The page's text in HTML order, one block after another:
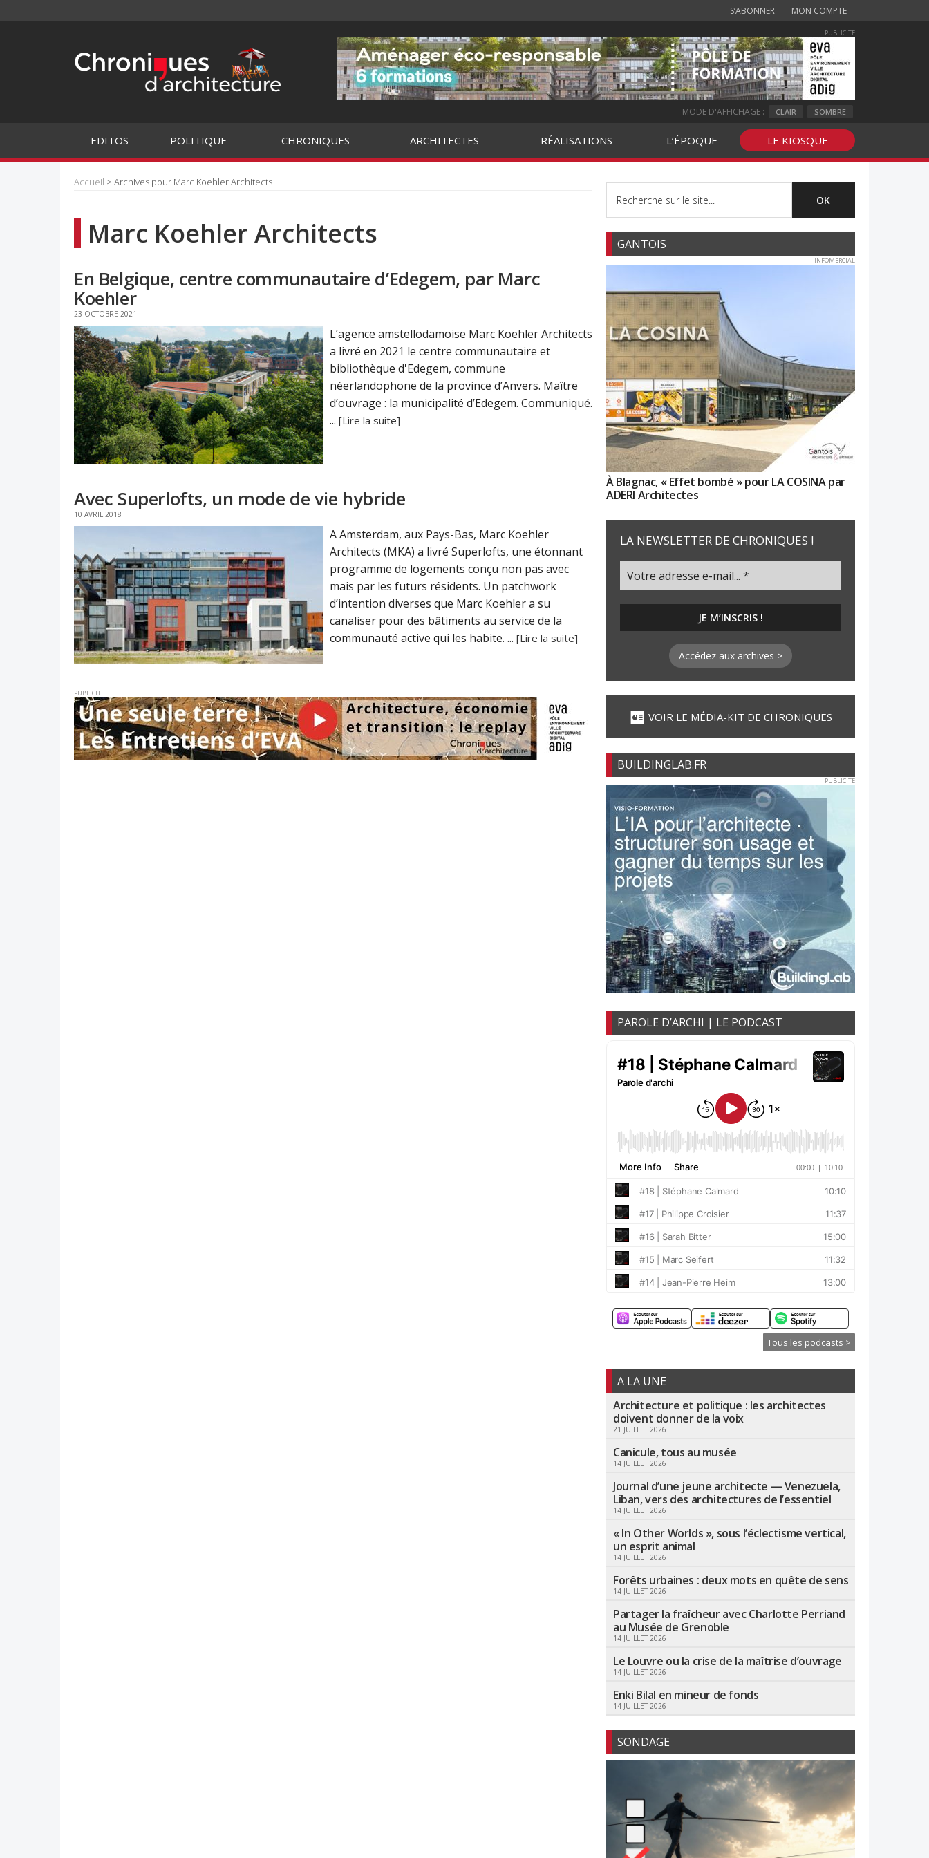
S’ABONNER MON COMPTE
PUBLICITE
MODE D'AFFICHAGE : CLAIR SOMBRE
EDITOS POLITIQUE CHRONIQUES ARCHITECTES RÉALISATIONS L’ÉPOQUE LE KIOSQUE
Accueil > Archives pour Marc Koehler Architects
Marc Koehler Architects
En Belgique, centre communautaire d’Edegem, par Marc
Koehler
23 OCTOBRE 2021
L’agence amstellodamoise Marc Koehler Architects
a livré en 2021 le centre communautaire et
bibliothèque d'Edegem, commune
néerlandophone de la province d’Anvers. Maître
d’ouvrage : la municipalité d’Edegem. Communiqué.
... [Lire la suite]
Avec Superlofts, un mode de vie hybride
10 AVRIL 2018
A Amsterdam, aux Pays-Bas, Marc Koehler
Architects (MKA) a livré Superlofts, une étonnant
programme de logements conçu non pas avec
mais par les futurs résidents. Un patchwork
d’intention diverses que Marc Koehler a su
canaliser pour des bâtiments au service de la
communauté active qui les habite. ... [Lire la suite]
PUBLICITE
GANTOIS
INFOMERCIAL
À Blagnac, « Effet bombé » pour LA COSINA par
ADERI Architectes
LA NEWSLETTER DE CHRONIQUES !
Accédez aux archives >
VOIR LE MÉDIA-KIT DE CHRONIQUES
BUILDINGLAB.FR
PUBLICITE
PAROLE D’ARCHI | LE PODCAST
Tous les podcasts >
A LA UNE
Architecture et politique : les architectes
doivent donner de la voix
21 JUILLET 2026
Canicule, tous au musée
14 JUILLET 2026
Journal d’une jeune architecte — Venezuela,
Liban, vers des architectures de l’essentiel
14 JUILLET 2026
« In Other Worlds », sous l’éclectisme vertical,
un esprit animal
14 JUILLET 2026
Forêts urbaines : deux mots en quête de sens
14 JUILLET 2026
Partager la fraîcheur avec Charlotte Perriand
au Musée de Grenoble
14 JUILLET 2026
Le Louvre ou la crise de la maîtrise d’ouvrage
14 JUILLET 2026
Enki Bilal en mineur de fonds
14 JUILLET 2026
SONDAGE